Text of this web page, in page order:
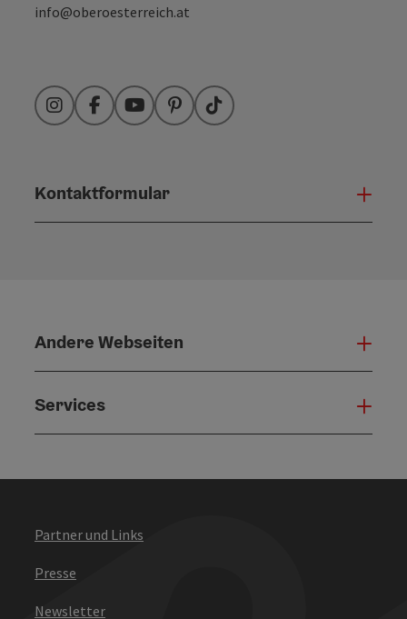
info@oberoesterreich.at
InstagramFacebookYouTubePinterest
TikTok
Kontaktformular
Andere Webseiten
Services
Partner und Links
Presse
Newsletter